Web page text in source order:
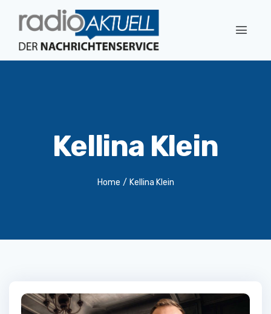
Kellina Klein
Home / Kellina Klein